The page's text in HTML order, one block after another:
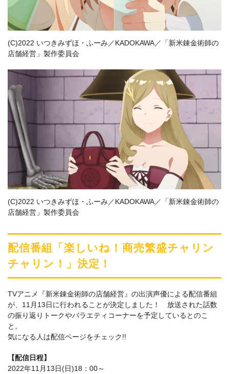
(C)2022 いつきみずほ・ふーみ／KADOKAWA／「新米錬金術師の
店舗経営」製作委員会
(C)2022 いつきみずほ・ふーみ／KADOKAWA／「新米錬金術師の
店舗経営」製作委員会
配信番組「楽しいね！商売繁盛チャリン
チャリン！」決定！
TVアニメ『新米錬金術師の店舗経営』の出演声優による配信番組
が、11月13日に行われることが決定しました！ 放送された話数
の振り返りトークやバラエティコーナーを予定しているとのこ
と。
気になる人は配信ページをチェック!!
【配信日程】
2022年11月13日(日)18：00～